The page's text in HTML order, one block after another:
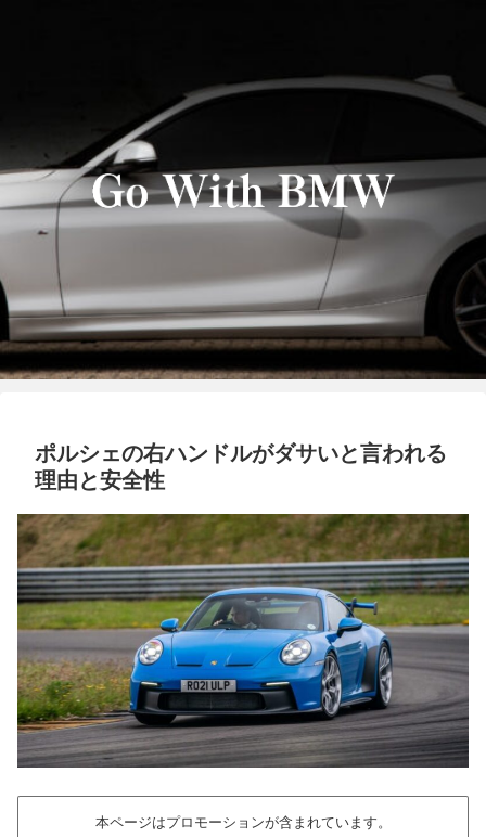
ポルシェの右ハンドルがダサいと言われる
理由と安全性
本ページはプロモーションが含まれています。